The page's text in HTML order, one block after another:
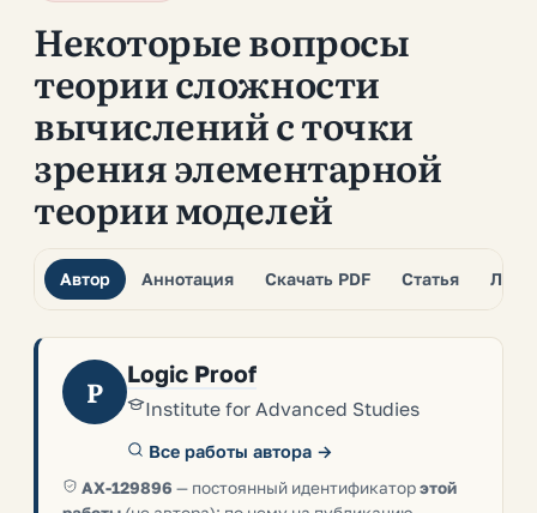
Некоторые вопросы
теории сложности
вычислений с точки
зрения элементарной
теории моделей
Автор Аннотация Скачать PDF Статья
P Logic Proof
Institute for Advanced Studies
Все работы автора →
AX-129896 — постоянный идентификаторэтой